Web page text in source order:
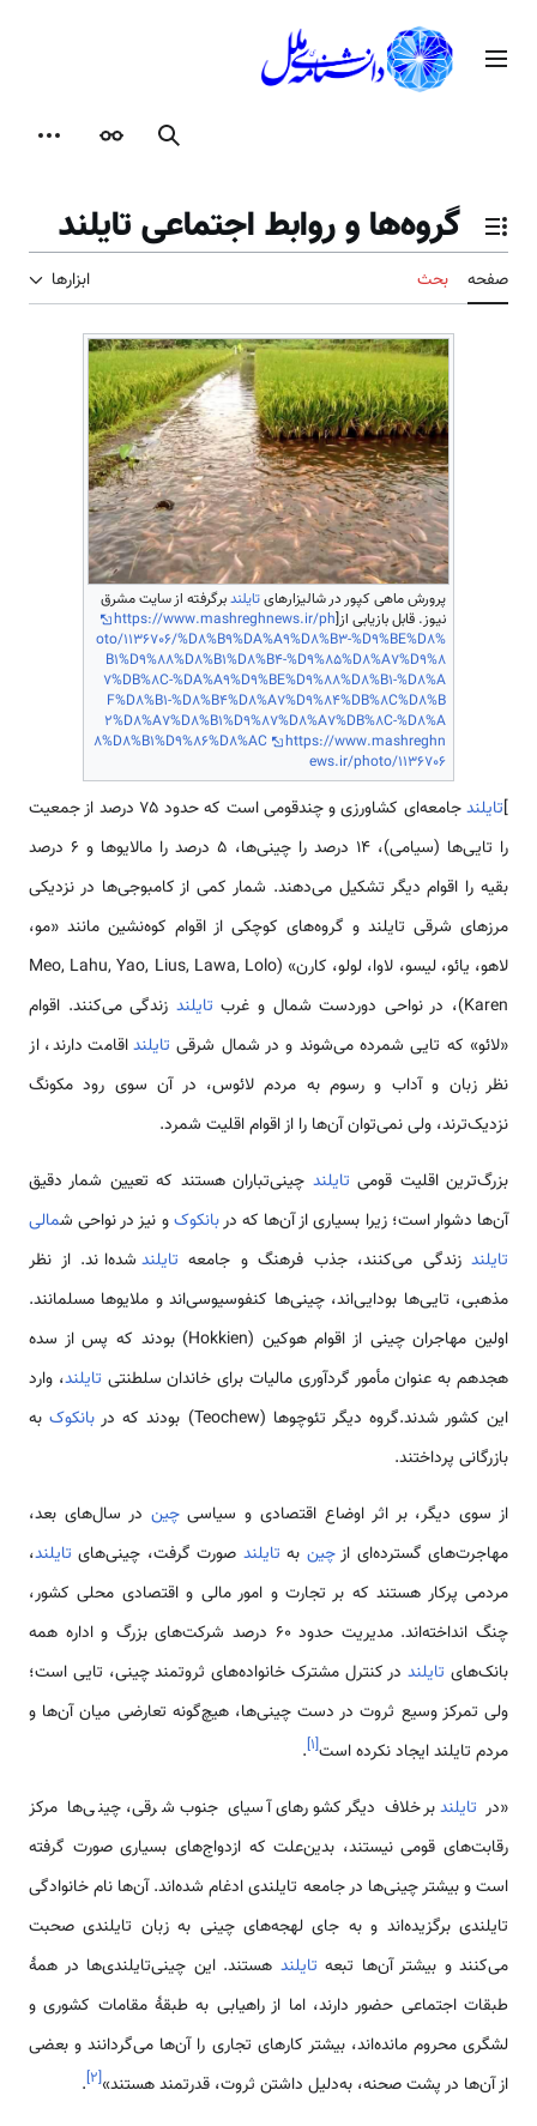
محتوامنوی اصلی
جستجوظاهر
تغییر وضعیت فهرست محتویات
گروه‌ها و روابط اجتماعی تایلند
صفحه بحث ابزارها
پرورش ماهی کپور در شالیزارهایتایلندبرگرفته از سایت مشرق
نیوز. قابل بازیابی از[https://www.mashreghnews.ir/ph
oto/1136706/%D8%B9%DA%A9%D8%B3-%D9%BE%D8%
B1%D9%88%D8%B1%D8%B4-%D9%85%D8%A7%D9%8
7%DB%8C-%DA%A9%D9%BE%D9%88%D8%B1-%D8%A
F%D8%B1-%D8%B4%D8%A7%D9%84%DB%8C%D8%B
2%D8%A7%D8%B1%D9%87%D8%A7%DB%8C-%D8%A
8%D8%B1%D9%86%D8%AC
https://www.mashreghn
ews.ir/photo/1136706
]تایلند
جامعه‌ای کشاورزی و چندقومی است که حدود ۷۵ درصد از جمعیت
را تایی‌ها (سیامی)، ۱۴ درصد را چینی‌ها، ۵ درصد را مالایوها و ۶ درصد
بقیه را اقوام دیگر تشکیل می‌دهند. شمار کمی از کامبوجی‌ها در نزدیکی
مرزهای شرقی تایلند و گروه‌های کوچکی از اقوام کوه‌نشین مانند «مو،
لاهو، یائو، لیسو، لاوا، لولو، کارن» (Meo, Lahu, Yao, Lius, Lawa, Lolo
Karen)، در نواحی دوردست شمال و غرب
تایلند زندگی می‌کنند. اقوام
«لائو» که تایی شمرده می‌شوند و در شمال شرقی تایلنداقامت دارند، از
نظر زبان و آداب و رسوم به مردم لائوس، در آن سوی رود مکونگ
نزدیک‌ترند، ولی نمی‌توان آن‌ها را از اقوام اقلیت شمرد.
بزرگ‌ترین اقلیت قومی تایلند چینی‌تباران هستند که تعیین شمار دقیق
آن‌ها دشوار است؛ زیرا بسیاری از آن‌ها که دربانکوکو نیز در نواحی شمالی
تایلند زندگی می‌کنند، جذب فرهنگ و جامعه تایلند شده‌اند. از نظر
مذهبی، تایی‌ها بودایی‌اند، چینی‌ها کنفوسیوسی‌اند و ملایوها مسلمانند.
اولین مهاجران چینی از اقوام هوکین (Hokkien) بودند که پس از سده
هجدهم به عنوان مأمور گردآوری مالیات برای خاندان سلطنتی تایلند، وارد
این کشور شدند.گروه دیگر تئوچوها (Teochew) بودند که در
بانکوکبه
بازرگانی پرداختند.
از سوی دیگر، بر اثر اوضاع اقتصادی و سیاسیچین در سال‌های بعد،
مهاجرت‌های گسترده‌ای ازچین به تایلند صورت گرفت، چینی‌های تایلند،
مردمی پرکار هستند که بر تجارت و امور مالی و اقتصادی محلی کشور،
چنگ انداخته‌اند. مدیریت حدود ۶۰ درصد شرکت‌های بزرگ و اداره همه
بانک‌های تایلنددر کنترل مشترک خانواده‌های ثروتمند چینی، تایی است؛
ولی تمرکز وسیع ثروت در دست چینی‌ها، هیچ‌گونه تعارضی میان آن‌ها و
مردم تایلند ایجاد نکرده است[۱]
.
«در تایلندبرخلاف دیگر کشورهای آسیای جنوب شرقی، چینی‌ها مرکز
رقابت‌های قومی نیستند، بدین‌علت که ازدواج‌های بسیاری صورت گرفته
است و بیشتر چینی‌ها در جامعه تایلندی ادغام شده‌اند. آن‌ها نام خانوادگی
تایلندی برگزیده‌اند و به جای لهجه‌های چینی به زبان تایلندی صحبت
می‌کنند و بیشتر آن‌ها تبعه تایلند هستند. این چینی‌تایلندی‌ها در همهٔ
طبقات اجتماعی حضور دارند، اما از راهیابی به طبقهٔ مقامات کشوری و
لشگری محروم مانده‌اند، بیشتر کارهای تجاری را آن‌ها می‌گردانند و بعضی
از آن‌ها در پشت صحنه، به‌دلیل داشتن ثروت، قدرتمند هستند»[۲]
.